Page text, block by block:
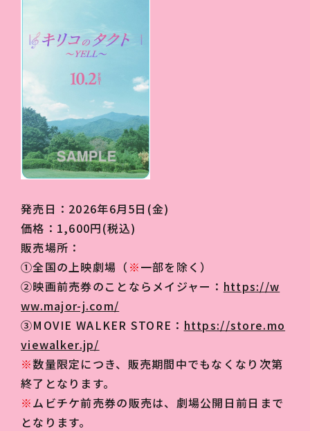
発売⽇：2026年6⽉5⽇(⾦)
価格：1,600円(税込)
販売場所：
①全国の上映劇場（ ※⼀部を除く）
②映画前売券のことならメイジャー： https://w
ww.major-j.com/
③MOVIE WALKER STORE： https://store.mo
viewalker.jp/
※数量限定につき、販売期間中でもなくなり次第
終了となります。
※ムビチケ前売券の販売は、劇場公開⽇前⽇まで
となります。